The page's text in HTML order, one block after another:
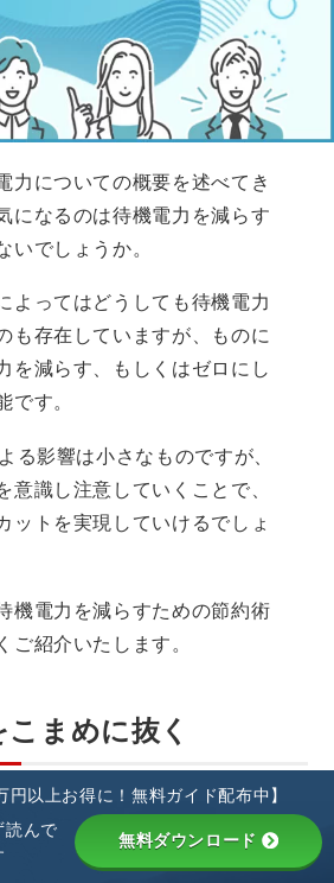
力についての概要を述べてき
になるのは待機電力を減らす
いでしょうか。
よってはどうしても待機電力
も存在していますが、ものに
を減らす、もしくはゼロにし
す。
る影響は小さなものですが、
意識し注意していくことで、
ットを実現していけるでしょ
機電力を減らすための節約術
ご紹介いたします。
まめに抜く
円以上お得に！無料ガイド配布中】
読んで
無料ダウンロード